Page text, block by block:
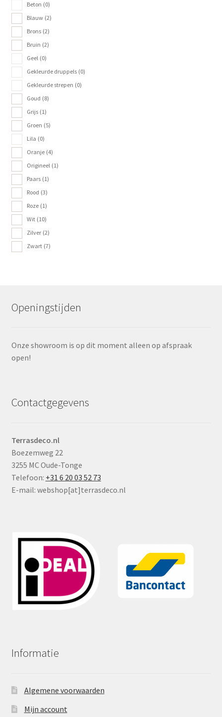
Beton (0)
Blauw (2)
Brons (2)
Bruin (2)
Geel (0)
Gekleurde druppels (0)
Gekleurde strepen (0)
Goud (8)
Grijs (1)
Groen (5)
Lila (0)
Oranje (4)
Origineel (1)
Paars (1)
Rood (3)
Roze (1)
Wit (10)
Zilver (2)
Zwart (7)
Openingstijden
Onze showroom is op dit moment alleen op afspraak
open!
Contactgegevens
Terrasdeco.nl
Boezemweg 22
3255 MC Oude-Tonge
Telefoon: +31 6 20 03 52 73
E-mail: webshop[at]terrasdeco.nl
Informatie
Algemene voorwaarden
Mijn account